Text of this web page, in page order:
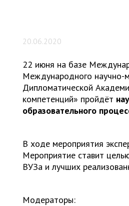
20.06.2020
22 июня на базе
Международного
Дипломатической
компетенций» пройдёт
образовательного
В ходе мероприятия
Мероприятие ставит
ВУЗа и лучших
Модераторы: